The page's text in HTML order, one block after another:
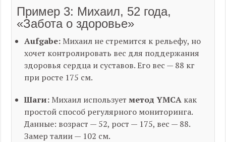
Пример 3: Михаил, 52 года,
«Забота о здоровье»
Aufgabe: Михаил не стремится к рельефу, но
хочет контролировать вес для поддержания
здоровья сердца и суставов. Его вес — 88 кг
при росте 175 см.
Шаги: Михаил используетметод YMCA как
простой способ регулярного мониторинга.
Данные: возраст — 52, рост — 175, вес — 88.
Замер талии — 102 см.